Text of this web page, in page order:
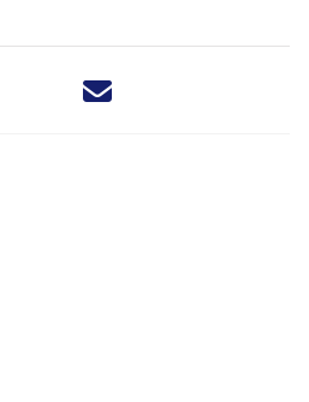
Deel dit nieuwsbericht via X -
Deel dit nieuwsbericht via
Deel dit nieuwsbericht
Deel dit